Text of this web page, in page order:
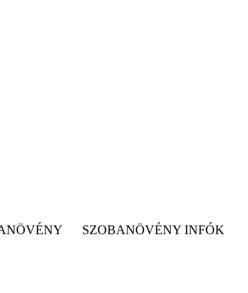
SZOBANÖVÉNY INFÓK